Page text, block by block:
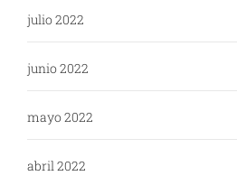
julio 2022
junio 2022
mayo 2022
abril 2022